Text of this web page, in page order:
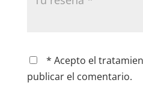
* Acepto el
publicar el comentario.